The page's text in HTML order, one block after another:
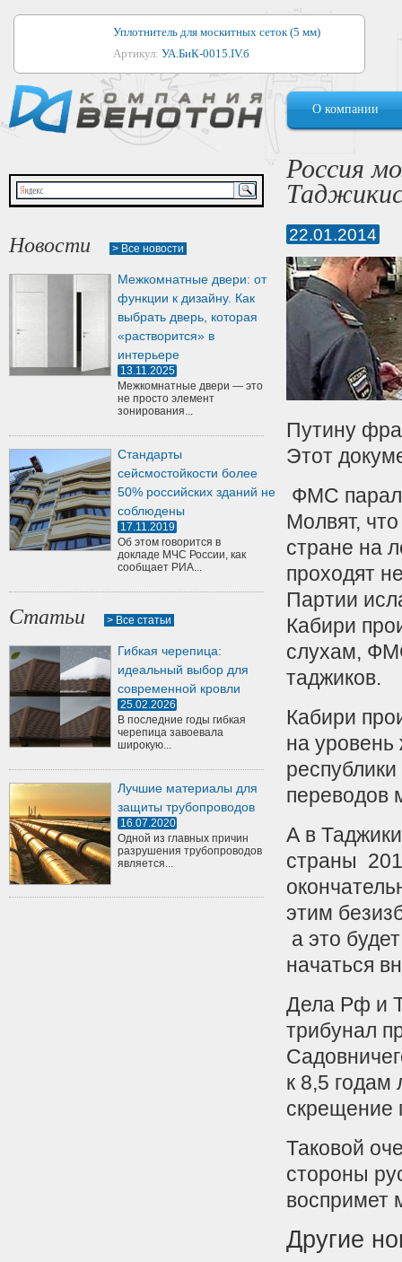
Уплотнитель для москитных сеток (5 мм)
Артикул: УА.БиК-0015.IV.б
Уплотнитель для алюминиевых окон
Артикул:1044
Уплотнитель для деревянных окон
Артикул:УМ.БиК-0062.IV.б
Уплотнитель лоджиевый для (4, 5, 6 мм)
Уплотнитель для деревянных дверей
Артикул:
О компании
Новости > Все новости
Межкомнатные двери: от
функции к дизайну. Как
выбрать дверь, которая
«растворится» в
интерьере
13.11.2025
Межкомнатные двери — это
не просто элемент
зонирования...
Стандарты
сейсмостойкости более
50% российских зданий не
соблюдены
17.11.2019
Об этом говорится в
докладе МЧС России, как
сообщает РИА...
Статьи > Все статьи
Гибкая черепица:
идеальный выбор для
современной кровли
25.02.2026
В последние годы гибкая
черепица завоевала
широкую...
Лучшие материалы для
защиты трубопроводов
16.07.2020
Одной из главных причин
разрушения трубопроводов
является...
Россия
22.01.2014
Путину
Этот
ФМС
Молвят,
стране на
проходят
Партии
Кабири
слухам,
таджиков.
Кабири
на уровень
переводов
А в
страны
этим
а это
начаться
Дела Рф и
трибунал
к 8,5 годам
скрещение
Таковой
стороны
воспримет
Другие